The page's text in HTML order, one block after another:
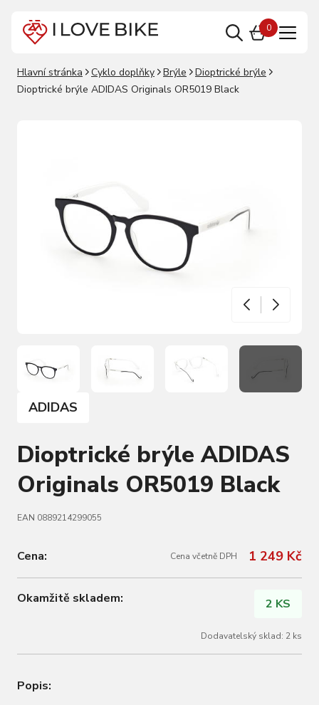
0
Hlavní stránka Cyklo doplňky Brýle
Dioptrické brýle
Dioptrické brýle ADIDAS Originals OR5019 Black
ADIDAS
Dioptrické brýle ADIDAS
Originals OR5019 Black
EAN 0889214299055
Cena: Cena včetně DPH 1 249 Kč
Okamžitě skladem: 2 KS
Dodavatelský sklad: 2 ks
Popis: